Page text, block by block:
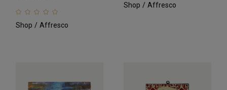
Shop Affresco
Shop Affresco